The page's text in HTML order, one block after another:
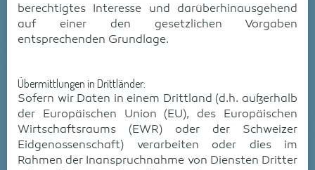
berechtigtes Interesse und darüberhinausgehend
auf einer den gesetzlichen Vorgaben
entsprechenden Grundlage.
Übermittlungen in Drittländer:
Sofern wir Daten in einem Drittland (d.h. außerhalb
der Europäischen Union (EU), des Europäischen
Wirtschaftsraums (EWR) oder der Schweizer
Eidgenossenschaft) verarbeiten oder dies im
Rahmen der Inanspruchnahme von Diensten Dritter